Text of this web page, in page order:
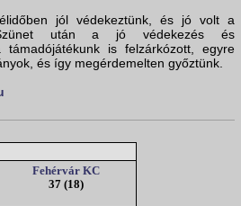
jól védekeztünk, és jó volt a
után a jó védekezés és
támadójátékunk is felzárkózott, egyre
és így megérdemelten győztünk.
Fehérvár KC
37 (18)